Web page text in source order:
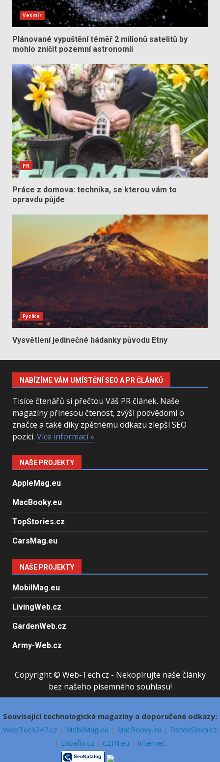
Vesmír
Plánované vypuštění téměř 2 milionů satelitů by
mohlo zničit pozemní astronomii
PR
Práce z domova: technika, se kterou vám to
opravdu půjde
Fyzika
Vysvětlení jedinečné hádanky původu Etny
NABÍZÍME VÁM UMÍSTĚNÍ SEO A PR ČLÁNKŮ
Tisíce čtenářů si přečtou Váš PR článek. Naše
magazíny přinesou čtenost, zvýší podvědomí o
značce a také díky zpětnému odkazu zlepší SEO
pozici. Více informací »
NAŠE PROJEKTY
AppleMag.eu
MacBooky.eu
TopStories.cz
CarsMag.eu
NAŠE PROJEKTY
MobilMag.eu
LivingWeb.cz
GardenWeb.cz
Army-Web.cz
Copyright © Web-Tech.cz - Nekopírujte naše články
bez našeho písemného souhlasu!
Související technologické magazíny a doporučené odkazy:
WebTech247.cz | MobilMag.eu | MacBooky.eu | DotekSlova.cz
| Ekoafin.cz | CZIN.eu | Internet